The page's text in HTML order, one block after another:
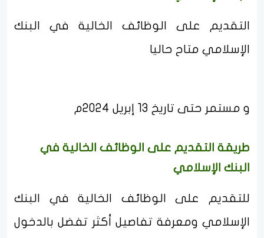
التقديم على الوظائف الخالية في البنك
الإسلامي متاح حاليا
و مستمر حتى تاريخ 13 إبريل 2024م
طريقة التقديم على الوظائف الخالية في
البنك الإسلامي
للتقديم على الوظائف الخالية في البنك
الإسلامي ومعرفة تفاصيل أكثر تفضل بالدخول